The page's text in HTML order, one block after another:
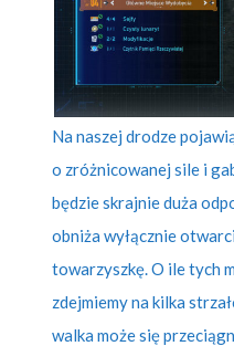
Na naszej drodze
o zróżnicowanej sile i
będzie skrajnie duża
obniża wyłącznie
towarzyszkę. O ile tych
zdejmiemy na kilka
walka może się